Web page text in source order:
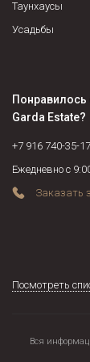
Таунхаусы
Усадьбы
Понравилось
Garda Estate?
+7 916 740-35-17
Ежедневно с
Заказать
Посмотреть
Вся